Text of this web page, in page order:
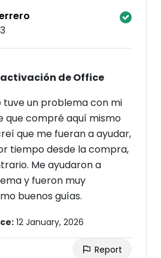
de Office
tuve un problema con mi
que compré aquí mismo
que me fueran a ayudar,
tiempo desde la compra,
Me ayudaron a
y fueron muy
buenos guías.
12 January, 2026
Report